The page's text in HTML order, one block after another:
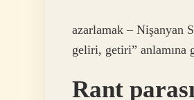
azarlamak – Nişanyan
geliri, getiri” anlamına
Rant